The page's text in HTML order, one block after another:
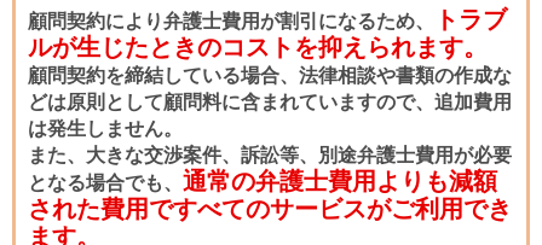
顧問契約により弁護士費用が割引になるため、
トラブ
ルが生じたときのコストを抑えられます。
顧問契約を締結している場合、法律相談や書類の作成な
どは原則として顧問料に含まれていますので、追加費用
は発生しません。
また、大きな交渉案件、訴訟等、別途弁護士費用が必要
となる場合でも、 通常の弁護士費用よりも減額
された費用ですべてのサービスがご利用でき
ます。